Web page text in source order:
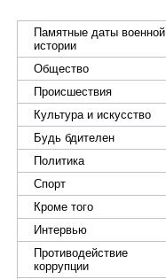
Памятные даты военной
истории
Общество
Происшествия
Культура и искусство
Будь бдителен
Политика
Спорт
Кроме того
Интервью
Противодействие
коррупции